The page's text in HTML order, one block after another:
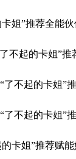
姐”推荐全能伙
不起的卡姐”推
了不起的卡姐”
不起的卡姐”
卡姐”推荐赋